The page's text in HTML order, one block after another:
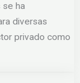
se ha
diversas
privado como